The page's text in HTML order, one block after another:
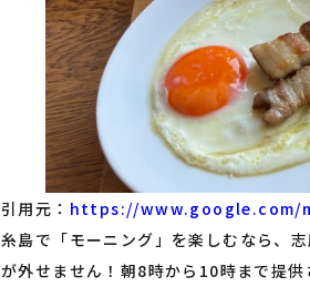
引用元： https://www.google.com/
糸島で「モーニング」を楽しむなら、
が外せません！朝8時から10時まで提